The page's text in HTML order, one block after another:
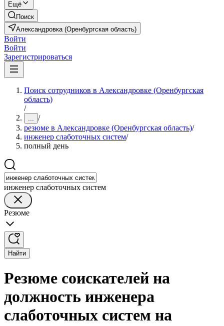
Ещё
Поиск
Александровка (Оренбургская область)
Войти
Войти
Зарегистрироваться
Поиск сотрудников в Александровке (Оренбургская
область)
/
... /
резюме в Александровке (Оренбургская область)/
инженер слаботочных систем/
полный день
инженер слаботочных систем
Резюме
Найти
Резюме соискателей на
должность инженера
слаботочных систем на